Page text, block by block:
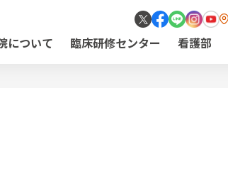
について 臨床研修センター 看護部